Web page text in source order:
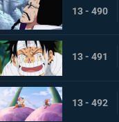
13 - 490
13 - 491
13 - 492